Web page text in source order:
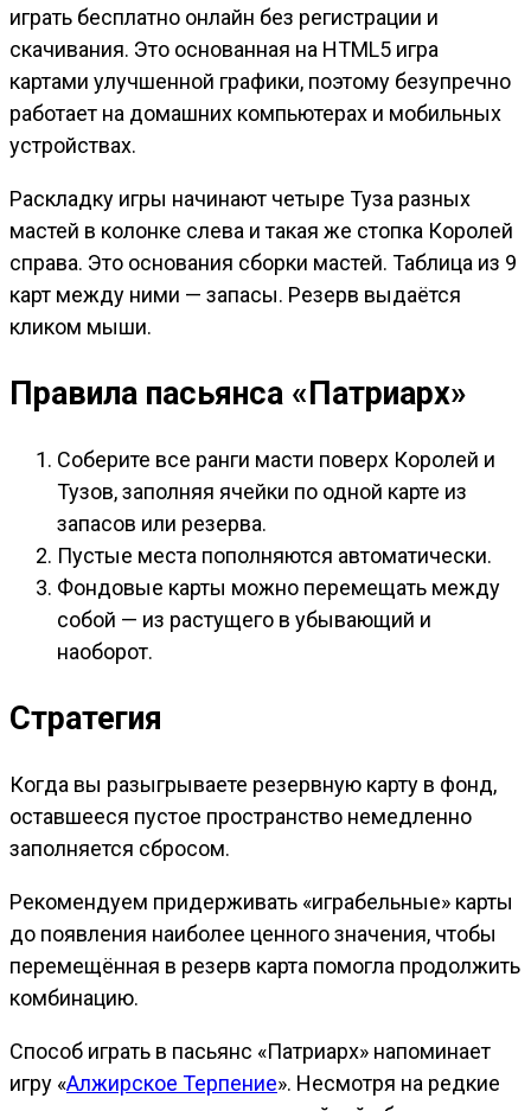
играть бесплатно онлайн без регистрации и
скачивания. Это основанная на HTML5 игра
картами улучшенной графики, поэтому безупречно
работает на домашних компьютерах и мобильных
устройствах.
Раскладку игры начинают четыре Туза разных
мастей в колонке слева и такая же стопка Королей
справа. Это основания сборки мастей. Таблица из 9
карт между ними — запасы. Резерв выдаётся
кликом мыши.
Правила пасьянса «Патриарх»
Соберите все ранги масти поверх Королей и
Тузов, заполняя ячейки по одной карте из
запасов или резерва.
Пустые места пополняются автоматически.
Фондовые карты можно перемещать между
собой — из растущего в убывающий и
наоборот.
Стратегия
Когда вы разыгрываете резервную карту в фонд,
оставшееся пустое пространство немедленно
заполняется сбросом.
Рекомендуем придерживать «играбельные» карты
до появления наиболее ценного значения, чтобы
перемещённая в резерв карта помогла продолжить
комбинацию.
Способ играть в пасьянс «Патриарх» напоминает
игру «Алжирское Терпение». Несмотря на редкие